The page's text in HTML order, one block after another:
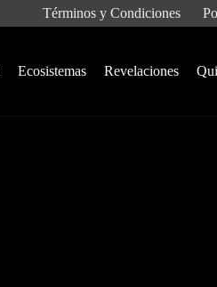
Términos y Condiciones
Ecosistemas Revelaciones